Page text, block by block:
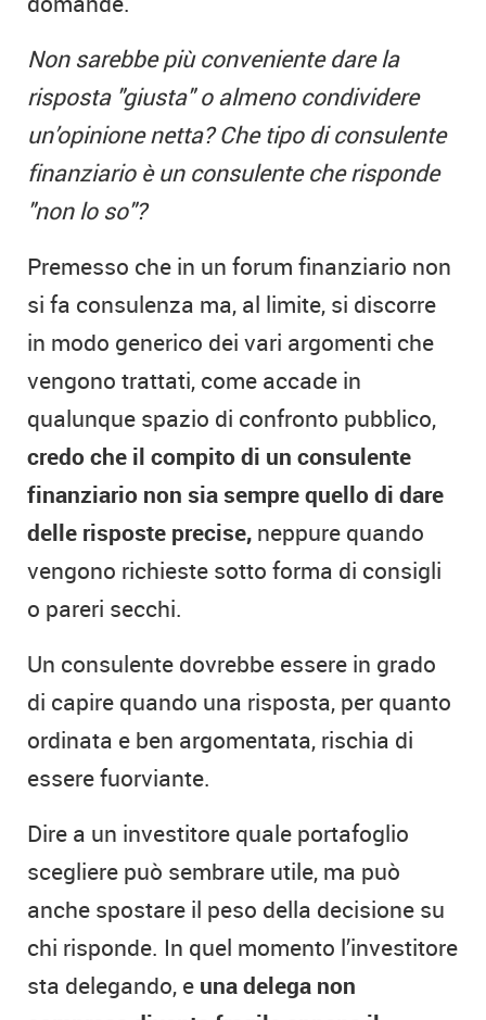
Non sarebbe più conveniente dare la
risposta "giusta" o almeno condividere
un’opinione netta? Che tipo di consulente
finanziario è un consulente che risponde
"non lo so"?
Premesso che in un forum finanziario non
si fa consulenza ma, al limite, si discorre
in modo generico dei vari argomenti che
vengono trattati, come accade in
qualunque spazio di confronto pubblico,
credo che il compito di un consulente
finanziario non sia sempre quello di dare
delle risposte precise, neppure quando
vengono richieste sotto forma di consigli
o pareri secchi.
Un consulente dovrebbe essere in grado
di capire quando una risposta, per quanto
ordinata e ben argomentata, rischia di
essere fuorviante.
Dire a un investitore quale portafoglio
scegliere può sembrare utile, ma può
anche spostare il peso della decisione su
chi risponde. In quel momento l’investitore
sta delegando, e una delega non